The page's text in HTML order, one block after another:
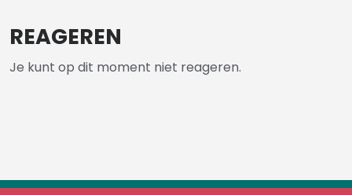
REAGEREN
Je kunt op dit moment niet reageren.